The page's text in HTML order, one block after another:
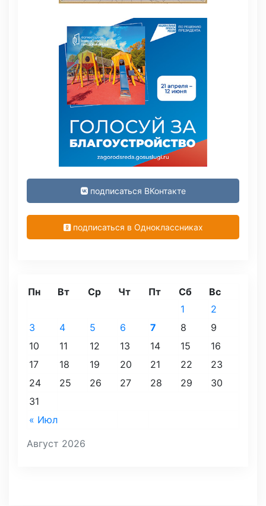
подписаться ВКонтакте
подписаться в Одноклассниках
Август 2026
Пн Вт Ср Чт Пт Сб Вс
« Июл
1
2
3
4 5 6 7 8
9
10
11 12 13 14 15
16
17
18 19 20 21 22
23
24
25 26 27 28 29
30
31